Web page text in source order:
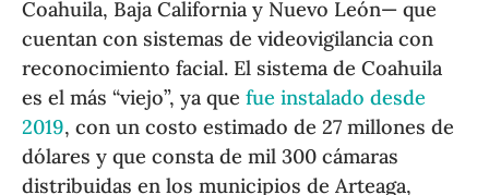
Coahuila, Baja California y Nuevo León— que
cuentan con sistemas de videovigilancia con
reconocimiento facial. El sistema de Coahuila
es el más “viejo”, ya quefue instalado desde
2019, con un costo estimado de 27 millones de
dólares y que consta de mil 300 cámaras
distribuidas en los municipios de Arteaga,